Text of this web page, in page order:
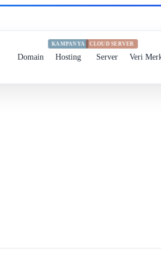
Domain
KAMPANYA
Hosting
CLOUD SERVER
Server Veri